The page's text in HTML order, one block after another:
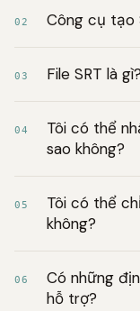
02 Công cụ tạo
03 File SRT là
04
Tôi có thể
sao không?
05
Tôi có thể
không?
06
Có những
hỗ trợ?